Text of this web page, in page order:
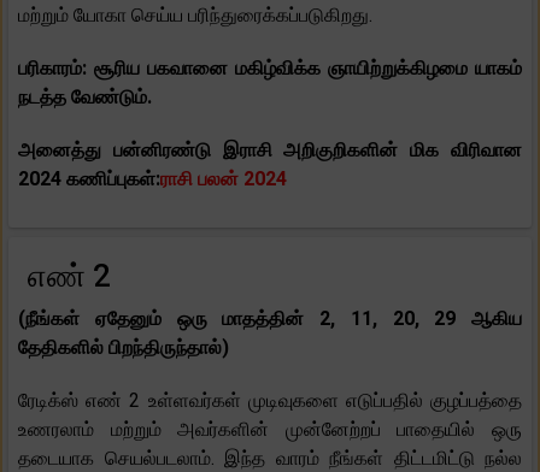
மற்றும் யோகா செய்ய பரிந்துரைக்கப்படுகிறது.
பரிகாரம்: சூரிய பகவானை மகிழ்விக்க ஞாயிற்றுக்கிழமை யாகம்
நடத்த வேண்டும்.
அனைத்து பன்னிரண்டு இராசி அறிகுறிகளின் மிக விரிவான
2024 கணிப்புகள்:ராசி பலன் 2024
எண் 2
(நீங்கள் ஏதேனும் ஒரு மாதத்தின் 2, 11, 20, 29 ஆகிய
தேதிகளில் பிறந்திருந்தால்)
ரேடிக்ஸ் எண் 2 உள்ளவர்கள் முடிவுகளை எடுப்பதில் குழப்பத்தை
உணரலாம் மற்றும் அவர்களின் முன்னேற்றப் பாதையில் ஒரு
தடையாக செயல்படலாம். இந்த வாரம் நீங்கள் திட்டமிட்டு நல்ல